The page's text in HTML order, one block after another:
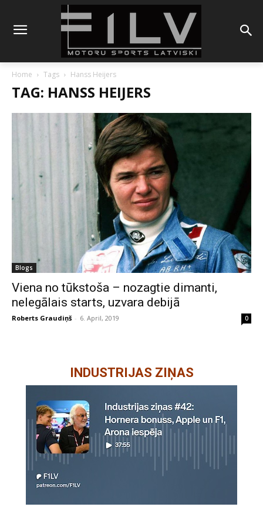
Home Tags Hanss Heijers
TAG: HANSS HEIJERS
Blogs
Viena no tūkstoša – nozagtie dimanti,
nelegālais starts, uzvara debijā
Roberts Graudiņš - 6. April, 2019 0
INDUSTRIJAS ZIŅAS